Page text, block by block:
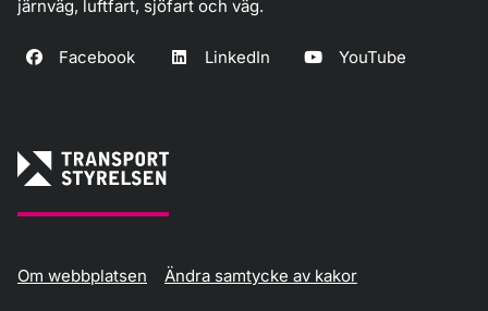
järnväg, luftfart, sjöfart och väg.
Facebook LinkedIn YouTube
Om webbplatsen Ändra samtycke av kakor